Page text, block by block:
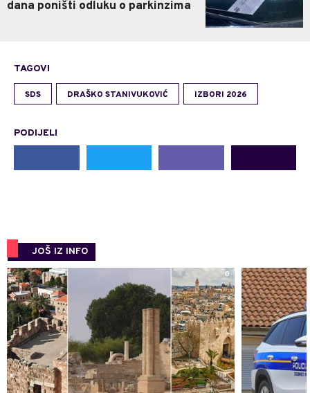
dana poništi odluku o parkinzima
TAGOVI
SDS DRAŠKO STANIVUKOVIĆ IZBORI 2026
PODIJELI
JOŠ IZ INFO
0